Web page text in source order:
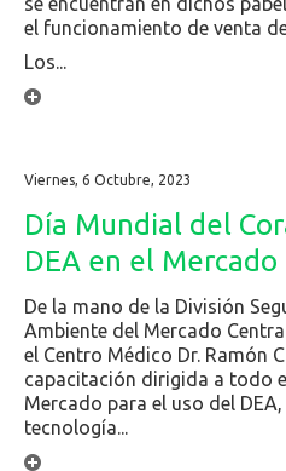
el funcionamiento de venta
Los...
Viernes, 6 Octubre, 2023
Día Mundial del
DEA en el
De la mano de la División
Ambiente del Mercado
el Centro Médico Dr. Ramón
capacitación dirigida a todo
Mercado para el uso del DEA,
tecnología...